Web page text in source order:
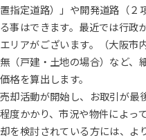
簡易査定
ご来店予
置指定道路）」や開発道路（２
る事はできます。最近では行政
エリアがございます。（大阪市
無（戸建・土地の場合）など、
価格を算出します。
売却活動が開始し、お取引が最
程度かかり、市況や物件によっ
却を検討されている方には、よ